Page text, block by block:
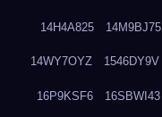
14H4A825 14M9BJ75
14WY7OYZ 1546DY9V
16P9KSF6 16SBWI43